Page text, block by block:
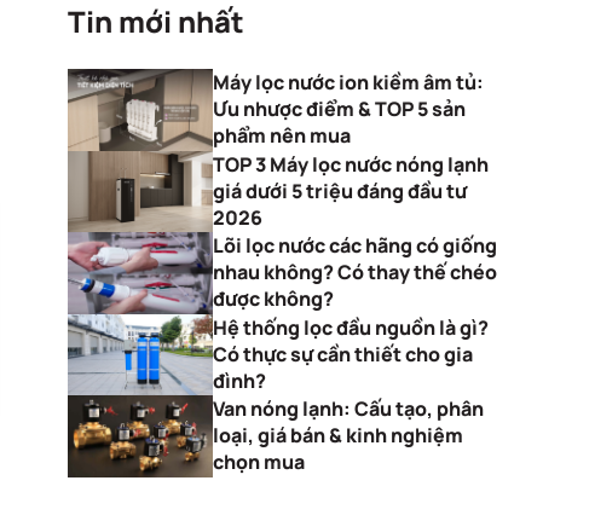
Tin mới nhất
Máy lọc nước ion kiềm âm tủ:
Ưu nhược điểm & TOP 5 sản
phẩm nên mua
TOP 3 Máy lọc nước nóng lạnh
giá dưới 5 triệu đáng đầu tư
2026
Lõi lọc nước các hãng có giống
nhau không? Có thay thế chéo
được không?
Hệ thống lọc đầu nguồn là gì?
Có thực sự cần thiết cho gia
đình?
Van nóng lạnh: Cấu tạo, phân
loại, giá bán & kinh nghiệm
chọn mua